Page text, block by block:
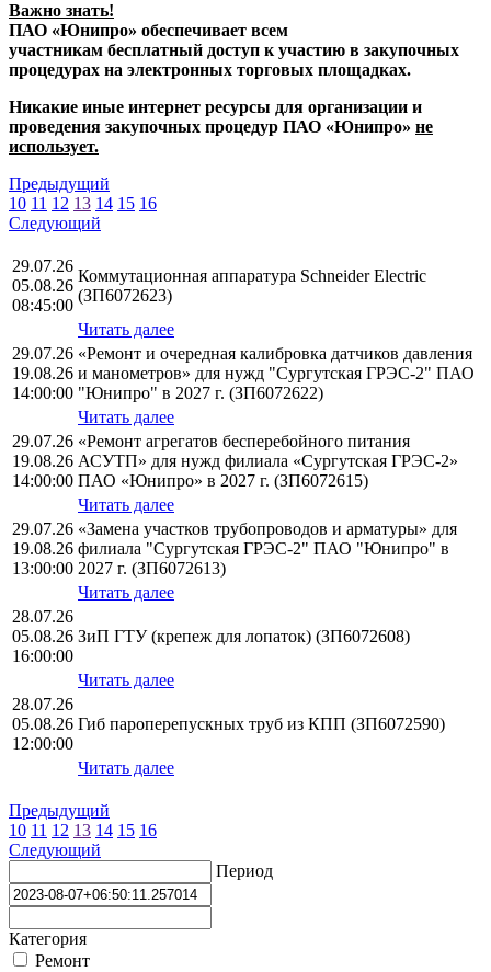
Важно знать!
ПАО «Юнипро» обеспечивает всем
участникам бесплатный доступ к участию в закупочных
процедурах на электронных торговых площадках.
Никакие иные интернет ресурсы для организации и
проведения закупочных процедур ПАО «Юнипро» не
использует.
Предыдущий
10 11 12 13 14 15 16
Следующий
29.07.26
05.08.26
08:45:00
Коммутационная аппаратура Schneider Electric
(ЗП6072623)
Читать далее
29.07.26
19.08.26
14:00:00
«Ремонт и очередная калибровка датчиков давления
и манометров» для нужд "Сургутская ГРЭС-2" ПАО
"Юнипро" в 2027 г. (ЗП6072622)
Читать далее
29.07.26
19.08.26
14:00:00
«Ремонт агрегатов бесперебойного питания
АСУТП» для нужд филиала «Сургутская ГРЭС-2»
ПАО «Юнипро» в 2027 г. (ЗП6072615)
Читать далее
29.07.26
19.08.26
13:00:00
«Замена участков трубопроводов и арматуры» для
филиала "Сургутская ГРЭС-2" ПАО "Юнипро" в
2027 г. (ЗП6072613)
Читать далее
28.07.26
05.08.26
16:00:00
ЗиП ГТУ (крепеж для лопаток) (ЗП6072608)
Читать далее
28.07.26
05.08.26
12:00:00
Гиб пароперепускных труб из КПП (ЗП6072590)
Читать далее
Предыдущий
10 11 12 13 14 15 16
Следующий
Период
Категория
Ремонт